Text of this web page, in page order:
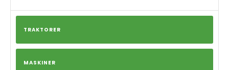
TRAKTORER
MASKINER